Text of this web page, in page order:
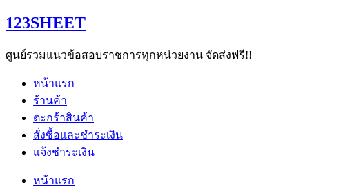
Skip
to
123SHEET
ศูนย์รวมแนวข้อสอบราชการทุกหน่วยงาน จัดส่งฟรี!!
หน้าแรก
ร้านค้า
ตะกร้าสินค้า
สั่งซื้อและชำระเงิน
แจ้งชำระเงิน
หน้าแรก